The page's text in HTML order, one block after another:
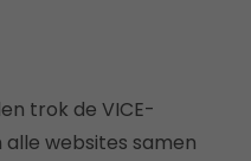
trok de VICE-
websites samen